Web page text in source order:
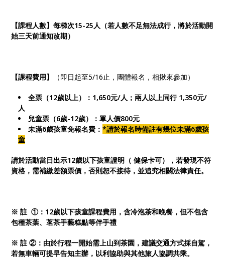
【課程人數】每梯次15-25人（若人數不足無法成行，將於活動開
始三天前通知改期）
【課程費用】 （即日起至5/16止，團體報名，相揪來參加）
全票（12歲以上）：1,650元/人；兩人以上同行 1,350元/
人
兒童票（6歲-12歲）：單人價800元
未滿6歲孩童免報名費：*請於報名時備註有幾位未滿6歲孩
童
請於活動當日出示12歲以下孩童證明（ 健保卡可），若發現不符
資格，需補繳差額票價，否則恕不接待，並追究相關法律責任。
※ 註 ①：12歲以下孩童課程費用，含冷泡茶和晚餐，但不包含
包種茶葉、茗茶手藝糕點等伴手禮
※ 註 ②：由於行程一開始需上山到茶園，建議交通方式採自駕，
若無車輛可提早告知主辦，以利協助與其他旅人協調共乘。